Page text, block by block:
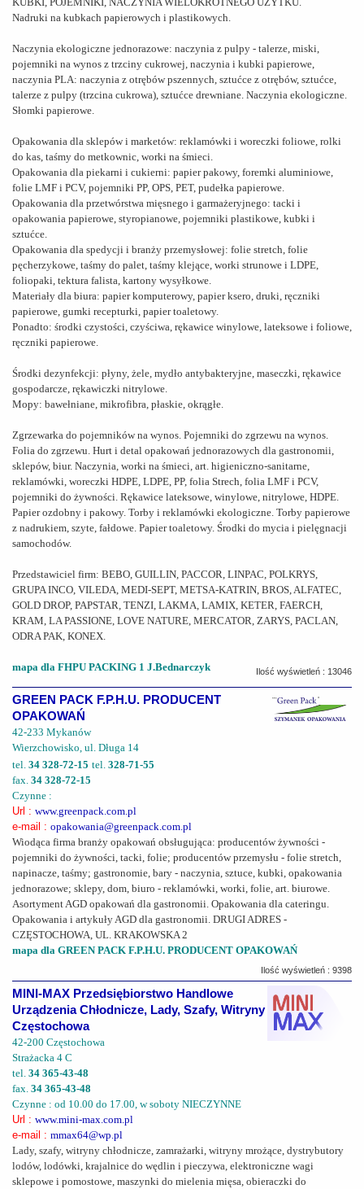
Nadruki na kubkach papierowych i plastikowych.
Naczynia ekologiczne jednorazowe: naczynia z pulpy - talerze, miski,
pojemniki na wynos z trzciny cukrowej, naczynia i kubki papierowe,
naczynia PLA: naczynia z otrębów pszennych, sztućce z otrębów, sztućce,
talerze z pulpy (trzcina cukrowa), sztućce drewniane. Naczynia ekologiczne.
Słomki papierowe.
Opakowania dla sklepów i marketów: reklamówki i woreczki foliowe, rolki
do kas, taśmy do metkownic, worki na śmieci.
Opakowania dla piekarni i cukierni: papier pakowy, foremki aluminiowe,
folie LMF i PCV, pojemniki PP, OPS, PET, pudełka papierowe.
Opakowania dla przetwórstwa mięsnego i garmażeryjnego: tacki i
opakowania papierowe, styropianowe, pojemniki plastikowe, kubki i
sztućce.
Opakowania dla spedycji i branży przemysłowej: folie stretch, folie
pęcherzykowe, taśmy do palet, taśmy klejące, worki strunowe i LDPE,
foliopaki, tektura falista, kartony wysyłkowe.
Materiały dla biura: papier komputerowy, papier ksero, druki, ręczniki
papierowe, gumki recepturki, papier toaletowy.
Ponadto: środki czystości, czyściwa, rękawice winylowe, lateksowe i foliowe,
ręczniki papierowe.
Środki dezynfekcji: płyny, żele, mydło antybakteryjne, maseczki, rękawice
gospodarcze, rękawiczki nitrylowe.
Mopy: bawełniane, mikrofibra, płaskie, okrągłe.
Zgrzewarka do pojemników na wynos. Pojemniki do zgrzewu na wynos.
Folia do zgrzewu. Hurt i detal opakowań jednorazowych dla gastronomii,
sklepów, biur. Naczynia, worki na śmieci, art. higieniczno-sanitarne,
reklamówki, woreczki HDPE, LDPE, PP, folia Strech, folia LMF i PCV,
pojemniki do żywności. Rękawice lateksowe, winylowe, nitrylowe, HDPE.
Papier ozdobny i pakowy. Torby i reklamówki ekologiczne. Torby papierowe
z nadrukiem, szyte, fałdowe. Papier toaletowy. Środki do mycia i pielęgnacji
samochodów.
Przedstawiciel firm: BEBO, GUILLIN, PACCOR, LINPAC, POLKRYS,
GRUPA INCO, VILEDA, MEDI-SEPT, METSA-KATRIN, BROS, ALFATEC,
GOLD DROP, PAPSTAR, TENZI, LAKMA, LAMIX, KETER, FAERCH,
KRAM, LA PASSIONE, LOVE NATURE, MERCATOR, ZARYS, PACLAN,
ODRA PAK, KONEX.
mapa dla FHPU PACKING 1 J.Bednarczyk Ilość wyświetleń : 13046
GREEN PACK F.P.H.U. PRODUCENT
OPAKOWAŃ
42-233 Mykanów
Wierzchowisko, ul. Długa 14
tel. 34 328-72-15 tel. 328-71-55
fax. 34 328-72-15
Czynne :
Url : www.greenpack.com.pl
e-mail : opakowania@greenpack.com.pl
Wiodąca firma branży opakowań obsługująca: producentów żywności -
pojemniki do żywności, tacki, folie; producentów przemysłu - folie stretch,
napinacze, taśmy; gastronomie, bary - naczynia, sztuce, kubki, opakowania
jednorazowe; sklepy, dom, biuro - reklamówki, worki, folie, art. biurowe.
Asortyment AGD opakowań dla gastronomii. Opakowania dla cateringu.
Opakowania i artykuły AGD dla gastronomii. DRUGI ADRES -
CZĘSTOCHOWA, UL. KRAKOWSKA 2
mapa dla GREEN PACK F.P.H.U. PRODUCENT OPAKOWAŃ
Ilość wyświetleń : 9398
MINI-MAX Przedsiębiorstwo Handlowe
Urządzenia Chłodnicze, Lady, Szafy, Witryny
Częstochowa
42-200 Częstochowa
Strażacka 4 C
tel. 34 365-43-48
fax. 34 365-43-48
Czynne : od 10.00 do 17.00, w soboty NIECZYNNE
Url : www.mini-max.com.pl
e-mail : mmax64@wp.pl
Lady, szafy, witryny chłodnicze, zamrażarki, witryny mrożące, dystrybutory
lodów, lodówki, krajalnice do wędlin i pieczywa, elektroniczne wagi
sklepowe i pomostowe, maszynki do mielenia mięsa, obieraczki do